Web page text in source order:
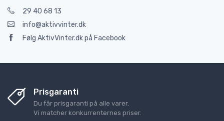
29 40 68 13
info@aktivvinter.dk
Følg AktivVinter.dk på Facebook
Prisgaranti
Du får prisgaranti på alle varer.
Vi matcher konkurrenternes priser.